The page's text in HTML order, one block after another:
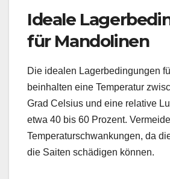
Ideale
für Mandolinen
Die idealen Lagerbedingungen
beinhalten eine Temperatur
Grad Celsius und eine relative
etwa 40 bis 60 Prozent.
Temperaturschwankungen, da
die Saiten schädigen können.